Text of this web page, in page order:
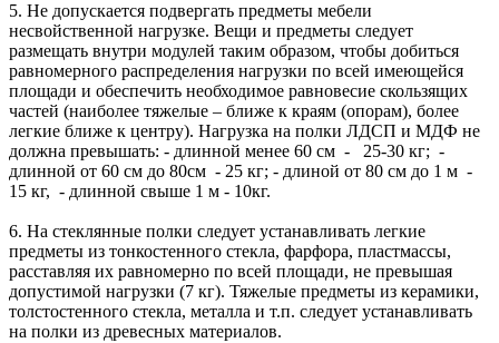
5. Не допускается подвергать предметы мебели
несвойственной нагрузке. Вещи и предметы следует
размещать внутри модулей таким образом, чтобы добиться
равномерного распределения нагрузки по всей имеющейся
площади и обеспечить необходимое равновесие скользящих
частей (наиболее тяжелые – ближе к краям (опорам), более
легкие ближе к центру). Нагрузка на полки ЛДСП и МДФ не
должна превышать: - длинной менее 60 см - 25-30 кг; -
длинной от 60 см до 80см - 25 кг; - длиной от 80 см до 1 м -
15 кг, - длинной свыше 1 м - 10кг.
6. На стеклянные полки следует устанавливать легкие
предметы из тонкостенного стекла, фарфора, пластмассы,
расставляя их равномерно по всей площади, не превышая
допустимой нагрузки (7 кг). Тяжелые предметы из керамики,
толстостенного стекла, металла и т.п. следует устанавливать
на полки из древесных материалов.